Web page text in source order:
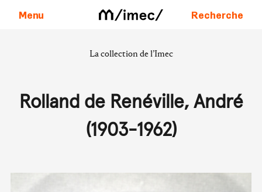
Menu Recherche
La collection de l’Imec
Rolland de Renéville, André
(1903-1962)